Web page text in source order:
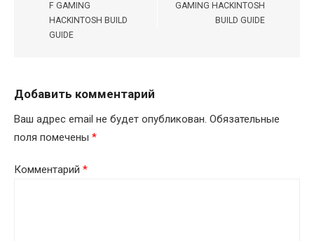
записям
F GAMING
HACKINTOSH BUILD
GUIDE
GAMING HACKINTOSH
BUILD GUIDE
Добавить комментарий
Ваш адрес email не будет опубликован. Обязательные
поля помечены *
Комментарий *